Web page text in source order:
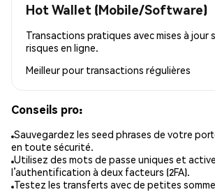
Hot Wallet (Mobile/Software)
Transactions pratiques avec mises à jour
risques en ligne.
Meilleur pour transactions régulières
Conseils pro:
Sauvegardez les seed phrases de votre
en toute sécurité.
Utilisez des mots de passe uniques et
l’authentification à deux facteurs (2FA).
Testez les transferts avec de petites